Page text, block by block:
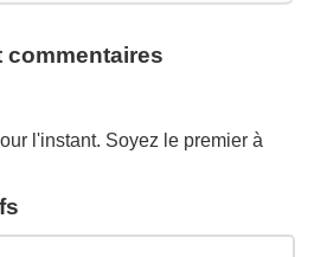
commentaires
l'instant. Soyez le premier à